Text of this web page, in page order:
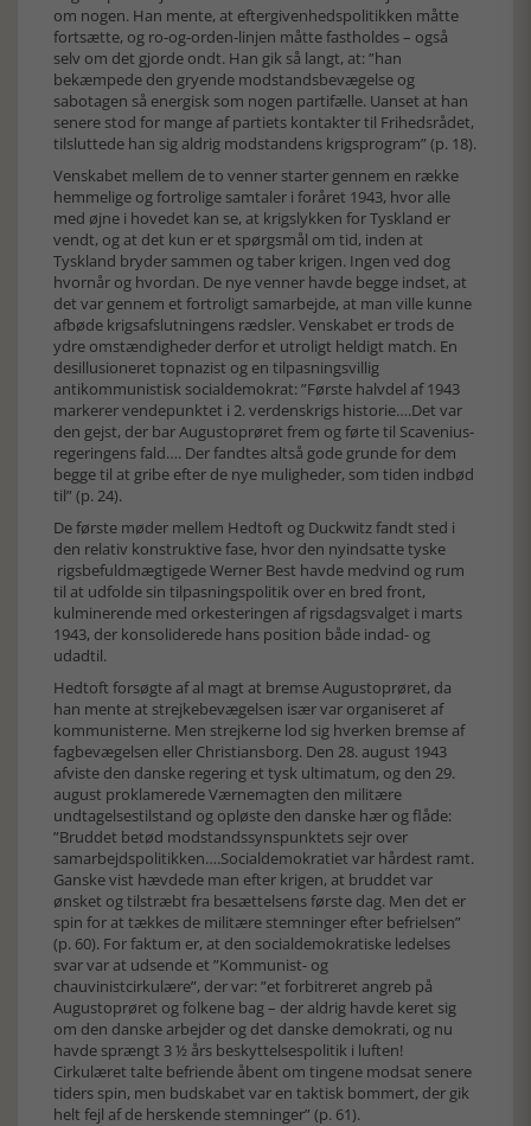
om nogen. Han mente, at eftergivenhedspolitikken måtte
fortsætte, og ro-og-orden-linjen måtte fastholdes – også
selv om det gjorde ondt. Han gik så langt, at: ”han
bekæmpede den gryende modstandsbevægelse og
sabotagen så energisk som nogen partifælle. Uanset at han
senere stod for mange af partiets kontakter til Frihedsrådet,
tilsluttede han sig aldrig modstandens krigsprogram” (p. 18).
Venskabet mellem de to venner starter gennem en række
hemmelige og fortrolige samtaler i foråret 1943, hvor alle
med øjne i hovedet kan se, at krigslykken for Tyskland er
vendt, og at det kun er et spørgsmål om tid, inden at
Tyskland bryder sammen og taber krigen. Ingen ved dog
hvornår og hvordan. De nye venner havde begge indset, at
det var gennem et fortroligt samarbejde, at man ville kunne
afbøde krigsafslutningens rædsler. Venskabet er trods de
ydre omstændigheder derfor et utroligt heldigt match. En
desillusioneret topnazist og en tilpasningsvillig
antikommunistisk socialdemokrat: ”Første halvdel af 1943
markerer vendepunktet i 2. verdenskrigs historie….Det var
den gejst, der bar Augustoprøret frem og førte til Scavenius-
regeringens fald…. Der fandtes altså gode grunde for dem
begge til at gribe efter de nye muligheder, som tiden indbød
til” (p. 24).
De første møder mellem Hedtoft og Duckwitz fandt sted i
den relativ konstruktive fase, hvor den nyindsatte tyske
rigsbefuldmægtigede Werner Best havde medvind og rum
til at udfolde sin tilpasningspolitik over en bred front,
kulminerende med orkesteringen af rigsdagsvalget i marts
1943, der konsoliderede hans position både indad- og
udadtil.
Hedtoft forsøgte af al magt at bremse Augustoprøret, da
han mente at strejkebevægelsen især var organiseret af
kommunisterne. Men strejkerne lod sig hverken bremse af
fagbevægelsen eller Christiansborg. Den 28. august 1943
afviste den danske regering et tysk ultimatum, og den 29.
august proklamerede Værnemagten den militære
undtagelsestilstand og opløste den danske hær og flåde:
”Bruddet betød modstandssynspunktets sejr over
samarbejdspolitikken….Socialdemokratiet var hårdest ramt.
Ganske vist hævdede man efter krigen, at bruddet var
ønsket og tilstræbt fra besættelsens første dag. Men det er
spin for at tækkes de militære stemninger efter befrielsen”
(p. 60). For faktum er, at den socialdemokratiske ledelses
svar var at udsende et ”Kommunist- og
chauvinistcirkulære”, der var: ”et forbitreret angreb på
Augustoprøret og folkene bag – der aldrig havde keret sig
om den danske arbejder og det danske demokrati, og nu
havde sprængt 3 ½ års beskyttelsespolitik i luften!
Cirkulæret talte befriende åbent om tingene modsat senere
tiders spin, men budskabet var en taktisk bommert, der gik
helt fejl af de herskende stemninger” (p. 61).